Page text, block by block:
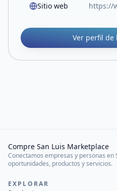
Sitio web https://
Ver perfil de
Compre San Luis Marketplace
Conectamos empresas y personas en
oportunidades, productos y servicios.
EXPLORAR